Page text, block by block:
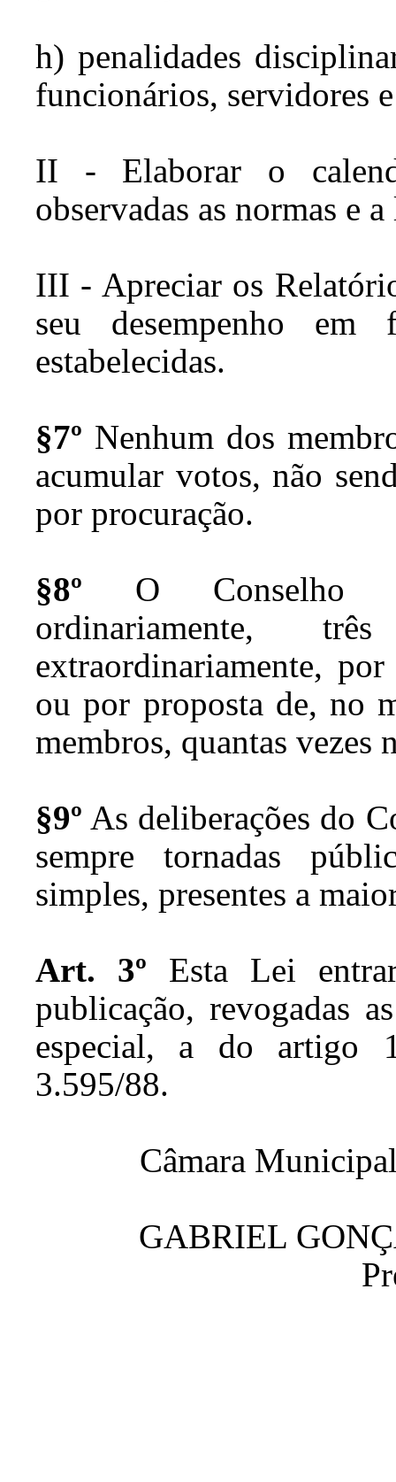
h) penalidades
funcionários, servidores
II - Elaborar o
observadas as normas e
III - Apreciar os
seu desempenho em
estabelecidas.
§7º Nenhum dos
acumular votos, não
por procuração.
§8º O Conselho
ordinariamente,
extraordinariamente,
ou por proposta de, no
membros, quantas vezes
§9º As deliberações do
sempre tornadas
simples, presentes a
Art. 3º Esta Lei
publicação, revogadas
especial, a do artigo
3.595/88.
Câmara
GABRIEL